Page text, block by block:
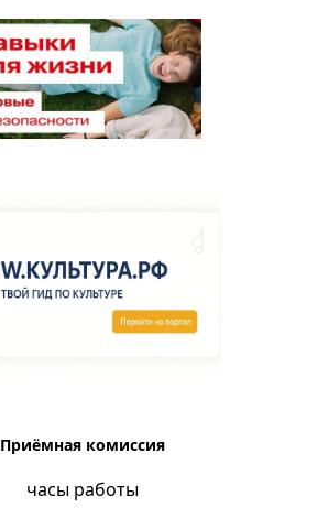
Приёмная комиссия
часы работы